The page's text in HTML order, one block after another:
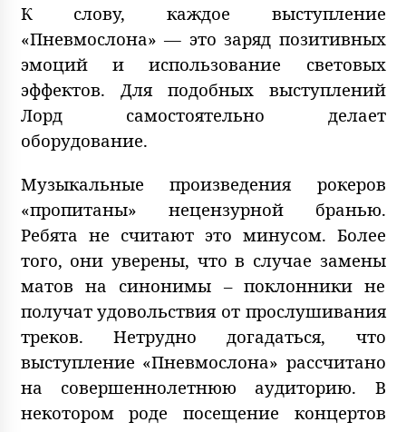
К слову, каждое выступление
«Пневмослона» — это заряд позитивных
эмоций и использование световых
эффектов. Для подобных выступлений
Лорд самостоятельно делает
оборудование.
Музыкальные произведения рокеров
«пропитаны» нецензурной бранью.
Ребята не считают это минусом. Более
того, они уверены, что в случае замены
матов на синонимы – поклонники не
получат удовольствия от прослушивания
треков. Нетрудно догадаться, что
выступление «Пневмослона» рассчитано
на совершеннолетнюю аудиторию. В
некотором роде посещение концертов